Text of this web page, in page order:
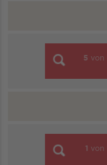
5 von
1 von